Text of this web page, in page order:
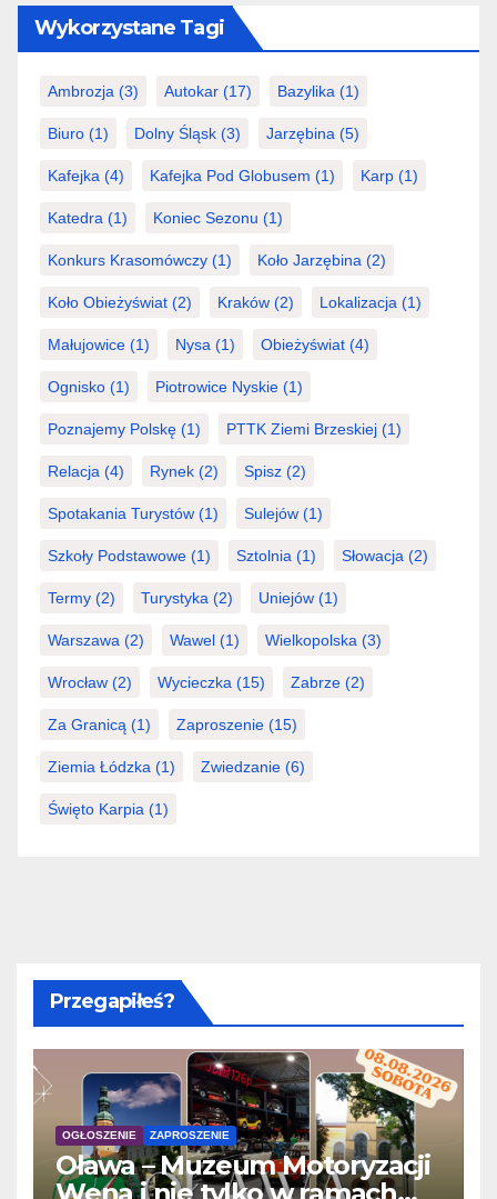
Wykorzystane Tagi
Ambrozja (3) Autokar (17) Bazylika (1)
Biuro (1) Dolny Śląsk (3) Jarzębina (5)
Kafejka (4) Kafejka Pod Globusem (1) Karp (1)
Katedra (1) Koniec Sezonu (1)
Konkurs Krasomówczy (1) Koło Jarzębina (2)
Koło Obieżyświat (2) Kraków (2) Lokalizacja (1)
Małujowice (1) Nysa (1) Obieżyświat (4)
Ognisko (1) Piotrowice Nyskie (1)
Poznajemy Polskę (1) PTTK Ziemi Brzeskiej (1)
Relacja (4) Rynek (2) Spisz (2)
Spotakania Turystów (1) Sulejów (1)
Szkoły Podstawowe (1) Sztolnia (1) Słowacja (2)
Termy (2) Turystyka (2) Uniejów (1)
Warszawa (2) Wawel (1) Wielkopolska (3)
Wrocław (2) Wycieczka (15) Zabrze (2)
Za Granicą (1) Zaproszenie (15)
Ziemia Łódzka (1) Zwiedzanie (6)
Święto Karpia (1)
Przegapiłeś?
OGŁOSZENIE ZAPROSZENIE
Oława – Muzeum Motoryzacji
Wena i nie tylko w ramach